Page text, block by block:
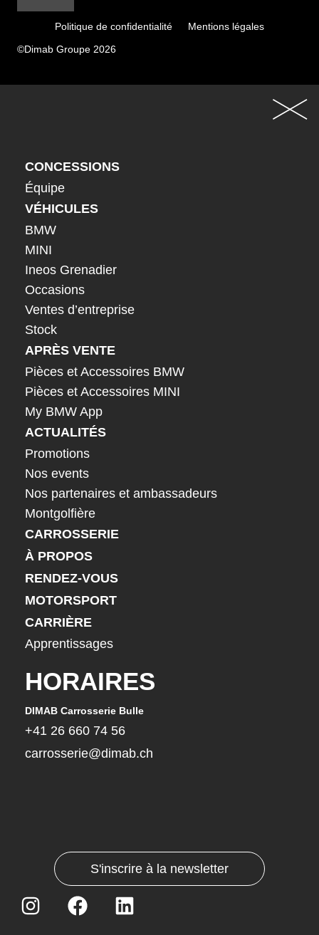
Politique de confidentialité
Mentions légales
©Dimab Groupe 2026
CONCESSIONS
Équipe
VÉHICULES
BMW
MINI
Ineos Grenadier
Occasions
Ventes d’entreprise
Stock
APRÈS VENTE
Pièces et Accessoires BMW
Pièces et Accessoires MINI
My BMW App
ACTUALITÉS
Promotions
Nos events
Nos partenaires et ambassadeurs
Montgolfière
CARROSSERIE
À PROPOS
RENDEZ-VOUS
MOTORSPORT
CARRIÈRE
Apprentissages
HORAIRES
DIMAB Carrosserie Bulle
+41 26 660 74 56
carrosserie@dimab.ch
S'inscrire à la newsletter